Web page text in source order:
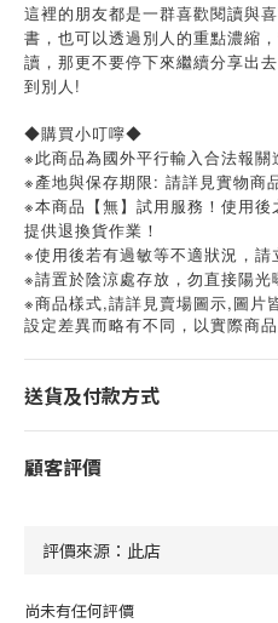
這裡的朋友都是一群喜歡閱讀與
書，也可以透過別人的重點濃縮
讀，那更不要停下來繼續分享出
到別人!
◆購買小叮嚀◆
※此商品為國外平行輸入合法報關
※產地與保存期限: 請詳見實物商
※本商品【無】試用服務！使用
提供退換貨作業！
※使用後若有過敏等不適狀況，請
※請置於陰涼處存放，勿直接陽光
※商品樣式,請詳見賣場圖示, 圖片
設定差異而略有不同，以實際商品
送貨及付款方式
顧客評價
尚未有任何評價